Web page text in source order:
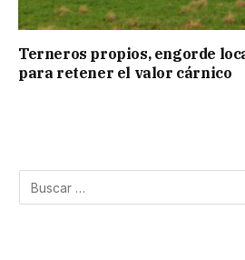
Terneros propios, engorde
para retener el valor cárnico